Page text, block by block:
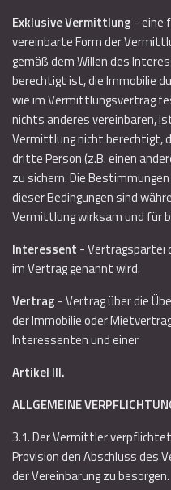
Exklusive Vermittlung - eine
vereinbarte Form der
gemäß dem Willen des
berechtigt ist, die Immobilie
wie im Vermittlungsvertrag
nichts anderes vereinbaren,
Vermittlung nicht berechtigt,
dritte Person (z.B. einen
zu sichern. Die
dieser Bedingungen sind
Vermittlung wirksam und für
Interessent - Vertragspartei
im Vertrag genannt wird.
Vertrag - Vertrag über die
der Immobilie oder
Interessenten und einer
Artikel III.
ALLGEMEINE
3.1. Der Vermittler
Provision den Abschluss des
der Vereinbarung zu besorgen.